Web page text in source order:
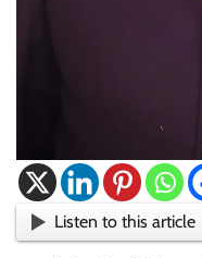
Listen to this article